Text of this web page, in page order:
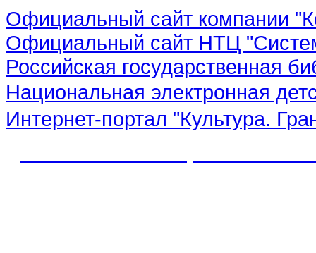
Официальный сайт компании
Официальный сайт НТЦ
Российская государственная
Национальная электронная
Интернет-портал "Культура.